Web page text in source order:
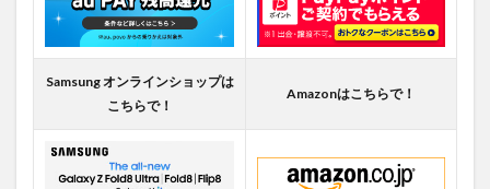
Samsung オンラインショップは
こちらで！
Amazonはこちらで！